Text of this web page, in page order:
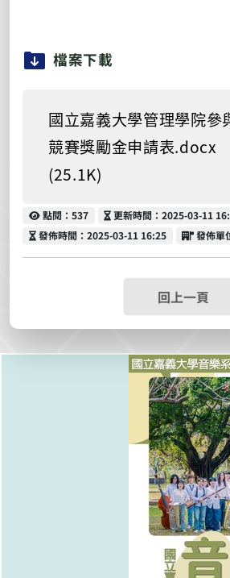
檔案下載
國立嘉義大學管理學院參
競賽獎勵金申請表.docx
(25.1K)
點閱
點閱：537 更新時間
更新時間：2025-03-11
發佈時間
發佈時間：2025-03-11 16:25 發佈單
發佈單
回上一頁